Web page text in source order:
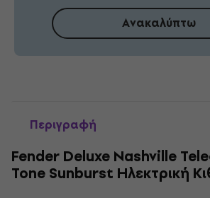
Ανακαλύπτω
Περιγραφή
Fender Deluxe Nashville
Tone Sunburst Ηλεκτρική